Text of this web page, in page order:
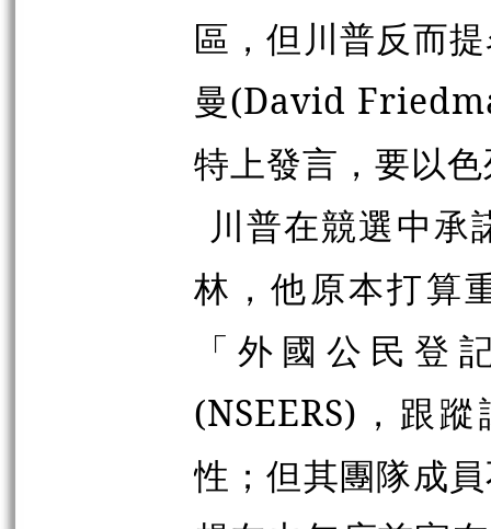
區，但川普反而
曼(David
特上發言，要以
川普在競選中承
林，他原本打算
「外國公民登
(NSEERS)，跟
性；但其團隊成